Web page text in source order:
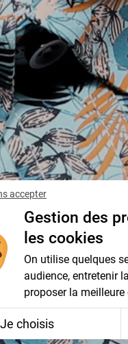
accepter
Gestion des
les cookies
On utilise quelques
audience, entretenir
proposer la
Je choisis